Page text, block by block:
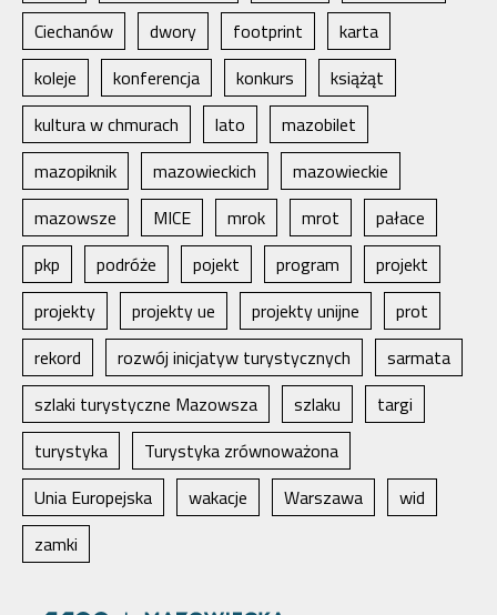
Ciechanów
dwory footprint
karta
koleje
konferencja konkurs
książąt
kultura w chmurach
lato
mazobilet
mazopiknik
mazowieckich
mazowieckie
mazowsze
MICE mrok mrot
pałace
pkp
podróże pojekt program
projekt
projekty
projekty ue projekty unijne
prot
rekord
rozwój inicjatyw turystycznych
sarmata
szlaki turystyczne Mazowsza
szlaku
targi
turystyka
Turystyka zrównoważona
Unia Europejska
wakacje Warszawa
wid
zamki